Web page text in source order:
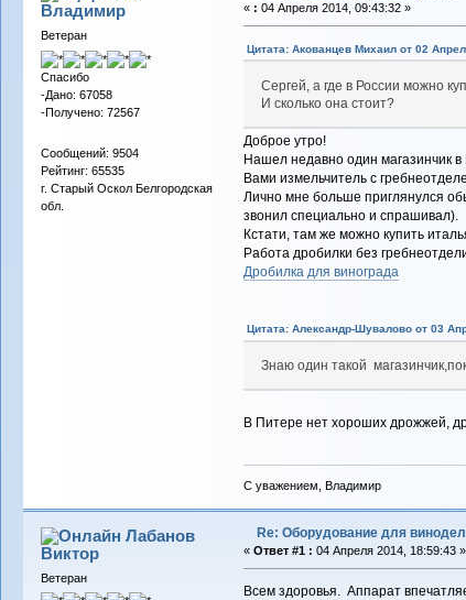
Владимиp
Ветеран
Спасибо
-Дано: 67058
-Получено: 72567
Сообщений: 9504
Рейтинг: 65535
г. Старый Оскол Белгородская
обл.
« : 04 Апреля 2014, 09:43:32 »
Цитата: Акованцев Михаил от 02
Сергей, а где в России можно
И сколько она стоит?
Доброе утро!
Нашел недавно один магазинчик
Вами измельчитель с
Лично мне больше приглянулся
звонил специально и спрашивал).
Кстати, там же можно купить
Работа дробилки без
Дробилка для винограда
Цитата: Александр-Шувалово от 03
Знаю один такой
В Питере нет хороших дрожжей,
С уважением, Владимир
Лабанов
Виктор
Ветеран
Re: Оборудование для
« Ответ #1 : 04 Апреля 2014, 18:59:43 »
Всем здоровья. Аппарат